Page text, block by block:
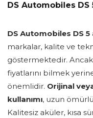
DS Automobiles DS
DS Automobiles DS
markalar, kalite ve
göstermektedir.
fiyatlarını bilmek
önemlidir. Orijinal
kullanımı, uzun
Kalitesiz aküler, kısa